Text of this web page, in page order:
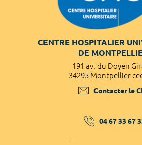
CENTRE HOSPITALIER
DE
191 av. du Doyen
34295 Montpellier
Contacter le
04 67 33 67